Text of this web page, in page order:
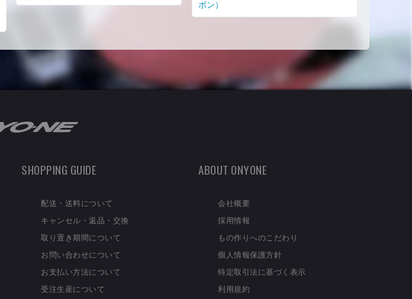
ボン）
SHOPPING GUIDE
配送・送料について
キャンセル・返品・交換
取り置き期間について
お問い合わせについて
お支払い方法について
受注生産について
ABOUT ONYONE
会社概要
採用情報
もの作りへのこだわり
個人情報保護方針
特定取引法に基づく表示
利用規約